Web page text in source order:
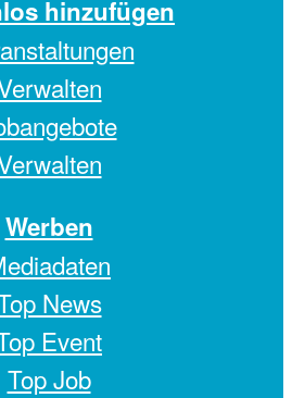
hinzufügen
Werben
News
Event
Top Job